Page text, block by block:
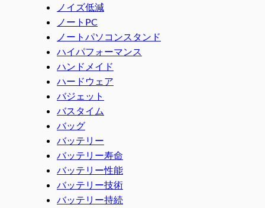
ノイズ低減
ノートPC
ノートパソコンスタンド
ハイパフォーマンス
ハンドメイド
ハードウェア
バジェット
バスタイム
バッグ
バッテリー
バッテリー寿命
バッテリー性能
バッテリー技術
バッテリー持続